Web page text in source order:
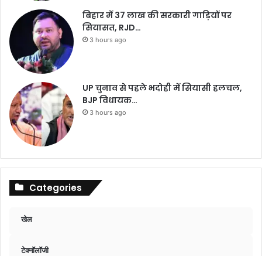
बिहार में 37 लाख की सरकारी गाड़ियों पर
सियासत, RJD…
3 hours ago
UP चुनाव से पहले भदोही में सियासी हलचल,
BJP विधायक…
3 hours ago
Categories
खेल
टेक्नॉलॉजी